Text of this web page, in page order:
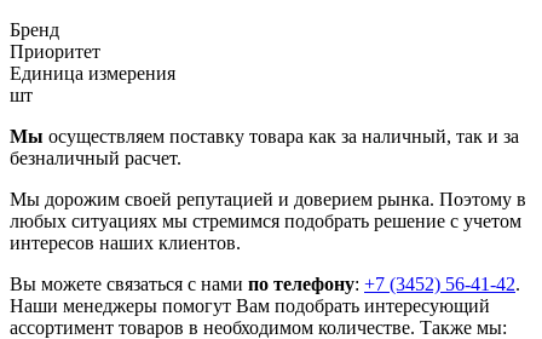
Бренд
Приоритет
Единица измерения
шт
Мы осуществляем поставку товара как за наличный, так и за
безналичный расчет.
Мы дорожим своей репутацией и доверием рынка. Поэтому в
любых ситуациях мы стремимся подобрать решение с учетом
интересов наших клиентов.
Вы можете связаться с нами по телефону: +7 (3452) 56-41-42.
Наши менеджеры помогут Вам подобрать интересующий
ассортимент товаров в необходимом количестве. Также мы: